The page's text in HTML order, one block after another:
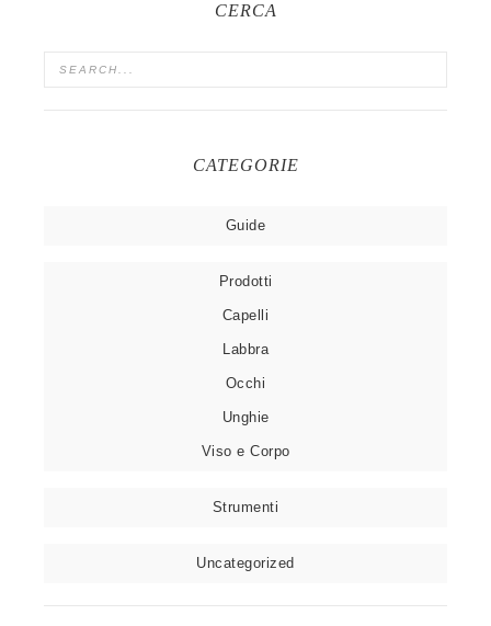
CERCA
CATEGORIE
Guide
Prodotti
Capelli
Labbra
Occhi
Unghie
Viso e Corpo
Strumenti
Uncategorized